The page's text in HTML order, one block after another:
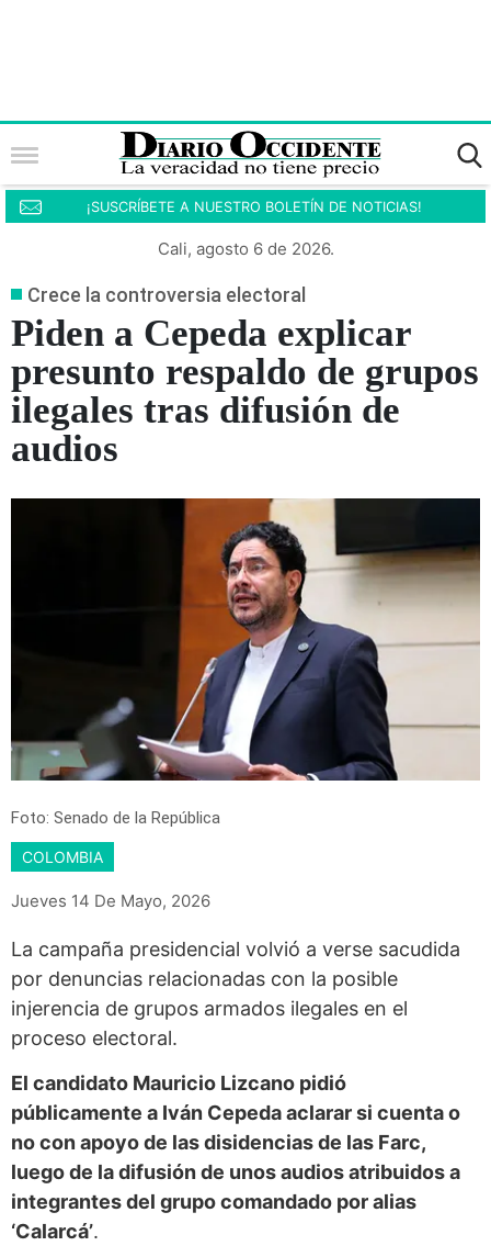
¡SUSCRÍBETE A NUESTRO BOLETÍN DE NOTICIAS!
Cali, agosto 6 de 2026.
Crece la controversia electoral
Piden a Cepeda explicar
presunto respaldo de grupos
ilegales tras difusión de
audios
Foto: Senado de la República
COLOMBIA
Jueves 14 De Mayo, 2026
La campaña presidencial volvió a verse sacudida
por denuncias relacionadas con la posible
injerencia de grupos armados ilegales en el
proceso electoral.
El candidato Mauricio Lizcano pidió
públicamente a Iván Cepeda aclarar si cuenta o
no con apoyo de las disidencias de las Farc,
luego de la difusión de unos audios atribuidos a
integrantes del grupo comandado por alias
‘Calarcá’.